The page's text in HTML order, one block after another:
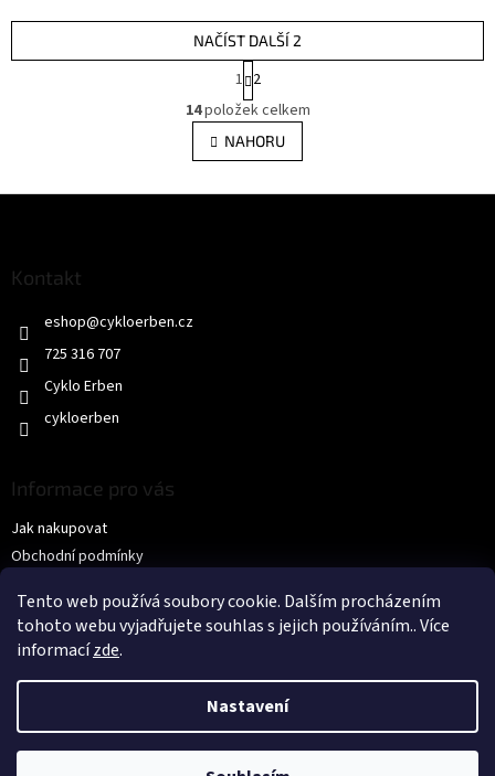
Tento web používá soubory cookie. Dalším procházením
tohoto webu vyjadřujete souhlas s jejich používáním.. Více
informacízde.
Nastavení
O
v
l
á
NAČÍST DALŠÍ 2
S
t
r
á
n
k
v
1 2
14položek celkem
NAHORU
Kontakt
eshop@cykloerben.cz
725 316 707
Cyklo Erben
cykloerben
Informace pro vás
Jak nakupovat
Obchodní podmínky
KONTAKTY